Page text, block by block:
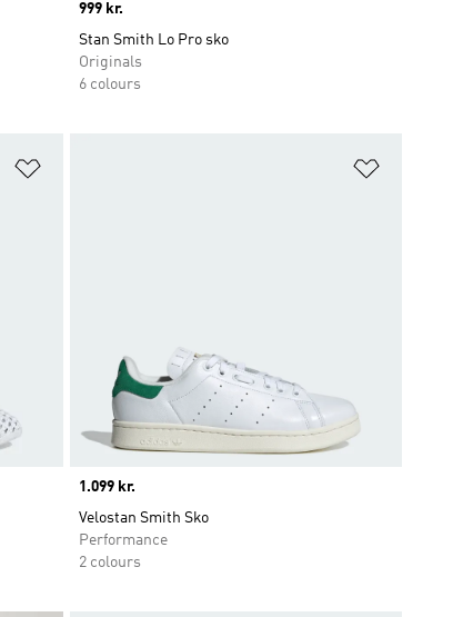
Price
999 kr.
Stan Smith Lo Pro sko
Originals
6 colours
Price
1.099 kr.
Velostan Smith Sko
Performance
2 colours